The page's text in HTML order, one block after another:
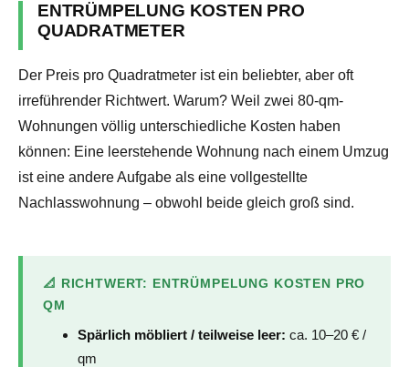
ENTRÜMPELUNG KOSTEN PRO
QUADRATMETER
Der Preis pro Quadratmeter ist ein beliebter, aber oft
irreführender Richtwert. Warum? Weil zwei 80-qm-
Wohnungen völlig unterschiedliche Kosten haben
können: Eine leerstehende Wohnung nach einem Umzug
ist eine andere Aufgabe als eine vollgestellte
Nachlasswohnung – obwohl beide gleich groß sind.
📐 RICHTWERT: ENTRÜMPELUNG KOSTEN PRO
QM
Spärlich möbliert / teilweise leer: ca. 10–20 € /
qm